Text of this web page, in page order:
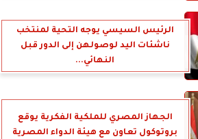
الرئيس السيسي يوجه التحية لمنتخب
ناشئات اليد لوصولهن إلى الدور قبل
النهائي...
الجهاز المصري للملكية الفكرية يوقع
بروتوكول تعاون مع هيئة الدواء المصرية